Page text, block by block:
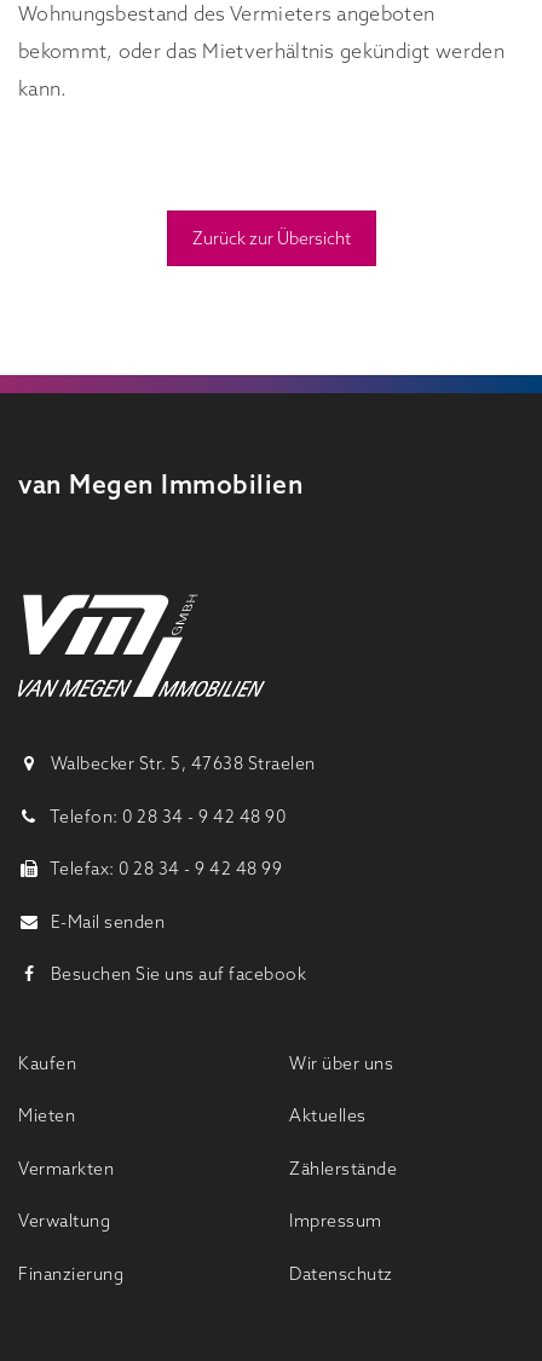
Wohnungsbestand des Vermieters angeboten
bekommt, oder das Mietverhältnis gekündigt werden
kann.
Zurück zur Übersicht
van Megen Immobilien
Walbecker Str. 5, 47638 Straelen
Telefon: 0 28 34 - 9 42 48 90
Telefax: 0 28 34 - 9 42 48 99
E-Mail senden
Besuchen Sie uns auf facebook
Kaufen
Mieten
Vermarkten
Verwaltung
Finanzierung
Wir über uns
Aktuelles
Zählerstände
Impressum
Datenschutz